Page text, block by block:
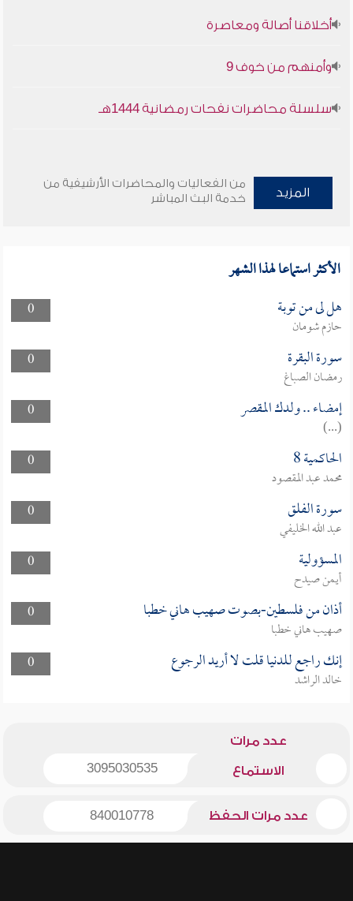
أخلاقنا أصالة ومعاصرة
وأمنهم من خوف 9
سلسلة محاضرات نفحات رمضانية 1444هـ
المزيد
من الفعاليات والمحاضرات الأرشيفية من
خدمة البث المباشر
الأكثر استماعا لهذا الشهر
0 هل لى من توبة
حازم شومان
0
سورة البقرة
رمضان الصباغ
0
إمضاء .. ولدك المقصر
(...)
0
الحاكمية 8
محمد عبد المقصود
0
سورة الفلق
عبد الله الخليفي
0
المسؤولية
أيمن صيدح
0
أذان من فلسطين-بصوت صهيب هاني خطبا
صهيب هاني خطبا
0
إنك راجع للدنيا قلت لا أريد الرجوع
خالد الراشد
عدد مرات
الاستماع 3095030535
عدد مرات الحفظ 840010778